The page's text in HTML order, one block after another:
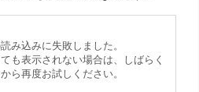
み込みに失敗しました。
も表示されない場合は、しばらく
ら再度お試しください。